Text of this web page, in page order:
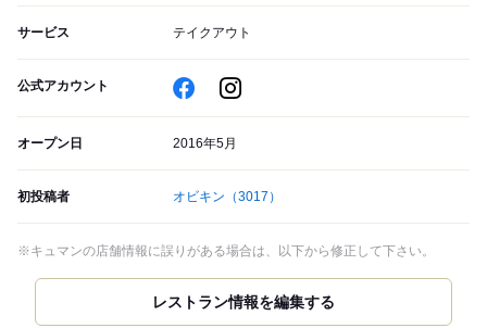
サービス テイクアウト
公式アカウント
オープン日 2016年5月
初投稿者 オビキン （3017）
※キュマンの店舗情報に誤りがある場合は、以下から修正して下さい。